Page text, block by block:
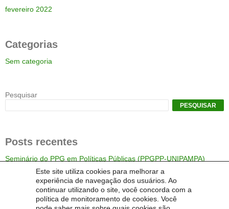
Este site utiliza cookies para melhorar a
experiência de navegação dos usuários. Ao
continuar utilizando o site, você concorda com a
política de monitoramento de cookies. Você
fevereiro 2022
Categorias
Sem categoria
Pesquisar
PESQUISAR
Posts recentes
Seminário do PPG em Políticas Públicas (PPGPP-UNIPAMPA)
Comentários